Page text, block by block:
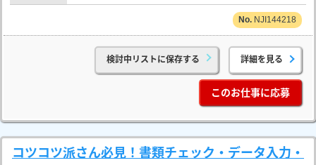
NJI144218
検討中リストに保存する 詳細を見る
このお仕事に応募
コツコツ派さん必見！書類チェック・データ入力・